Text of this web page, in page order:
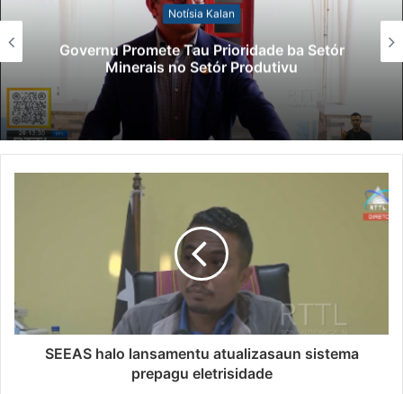
Notísia Kalan
Governu Promete Tau Prioridade ba Setór
Minerais no Setór Produtivu
SEEAS halo lansamentu atualizasaun sistema
prepagu eletrisidade